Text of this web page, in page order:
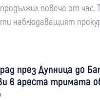
повече от час.
наблюдаващият
през Дупница до
в ареста тримата